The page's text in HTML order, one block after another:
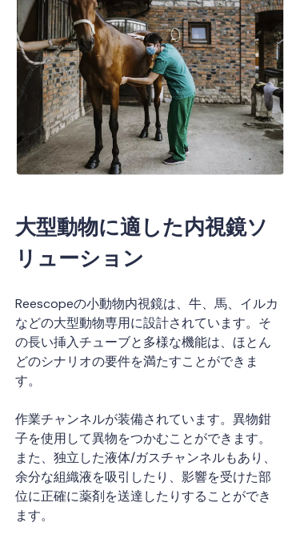
大型動物に適した内視鏡ソ
リューション
Reescopeの小動物内視鏡は、牛、馬、イルカ
などの大型動物専用に設計されています。そ
の長い挿入チューブと多様な機能は、ほとん
どのシナリオの要件を満たすことができま
す。
作業チャンネルが装備されています。異物鉗
子を使用して異物をつかむことができます。
また、独立した液体/ガスチャンネルもあり、
余分な組織液を吸引したり、影響を受けた部
位に正確に薬剤を送達したりすることができ
ます。